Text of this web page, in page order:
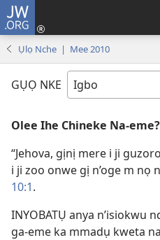
JW.ORG
Ụlọ Nche | Mee 2010
GỤỌ NKE
Olee Ihe Chineke Na-eme?
“Jehova, gịnị mere i ji
i ji zoo onwe gị n’oge m nọ
10:1.
INYOBATỤ anya n’isiokwu
ga-eme ka mmadụ kweta na